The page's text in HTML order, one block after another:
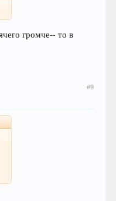
громче-- то в
#9